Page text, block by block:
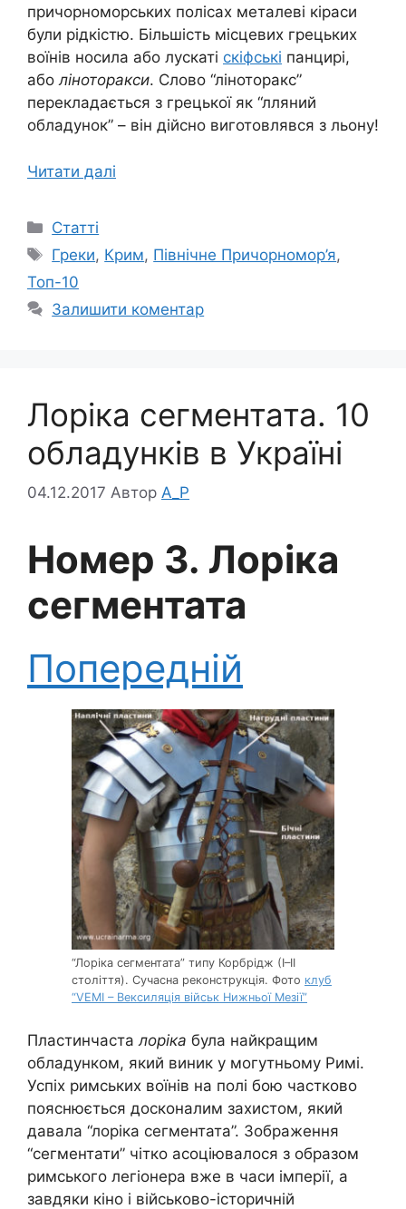
причорноморських полісах металеві кіраси
були рідкістю. Більшість місцевих грецьких
воїнів носила або лускаті скіфські панцирі,
аболіноторакси. Слово “ліноторакс”
перекладається з грецької як “лляний
обладунок” – він дійсно виготовлявся з льону!
Читати далі
Категорії
Статті
Позначки
Греки, Крим, Північне Причорномор’я,
Топ-10
Залишити коментар
Лоріка сегментата. 10
обладунків в Україні
04.12.2017 Автор A_P
Номер 3. Лоріка
сегментата
Попередній
“Лоріка сегментата” типу Корбрідж (І–ІІ
століття). Сучасна реконструкція. Фото клуб
“VEMI – Вексиляція військ Нижньої Мезії”
Пластинчаста лоріка була найкращим
обладунком, який виник у могутньому Римі.
Успіх римських воїнів на полі бою частково
пояснюється досконалим захистом, який
давала “лоріка сегментата”. Зображення
“сегментати” чітко асоціювалося з образом
римського легіонера вже в часи імперії, а
завдяки кіно і військово-історичній